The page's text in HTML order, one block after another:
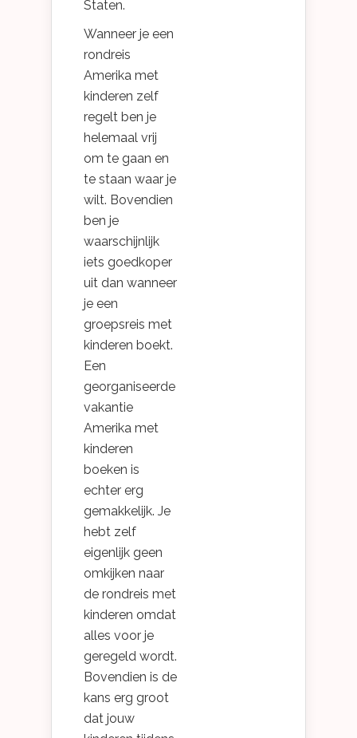
Staten.
Wanneer je een
rondreis
Amerika met
kinderen zelf
regelt ben je
helemaal vrij
om te gaan en
te staan waar je
wilt. Bovendien
ben je
waarschijnlijk
iets goedkoper
uit dan wanneer
je een
groepsreis met
kinderen boekt.
Een
georganiseerde
vakantie
Amerika met
kinderen
boeken is
echter erg
gemakkelijk. Je
hebt zelf
eigenlijk geen
omkijken naar
de rondreis met
kinderen omdat
alles voor je
geregeld wordt.
Bovendien is de
kans erg groot
dat jouw